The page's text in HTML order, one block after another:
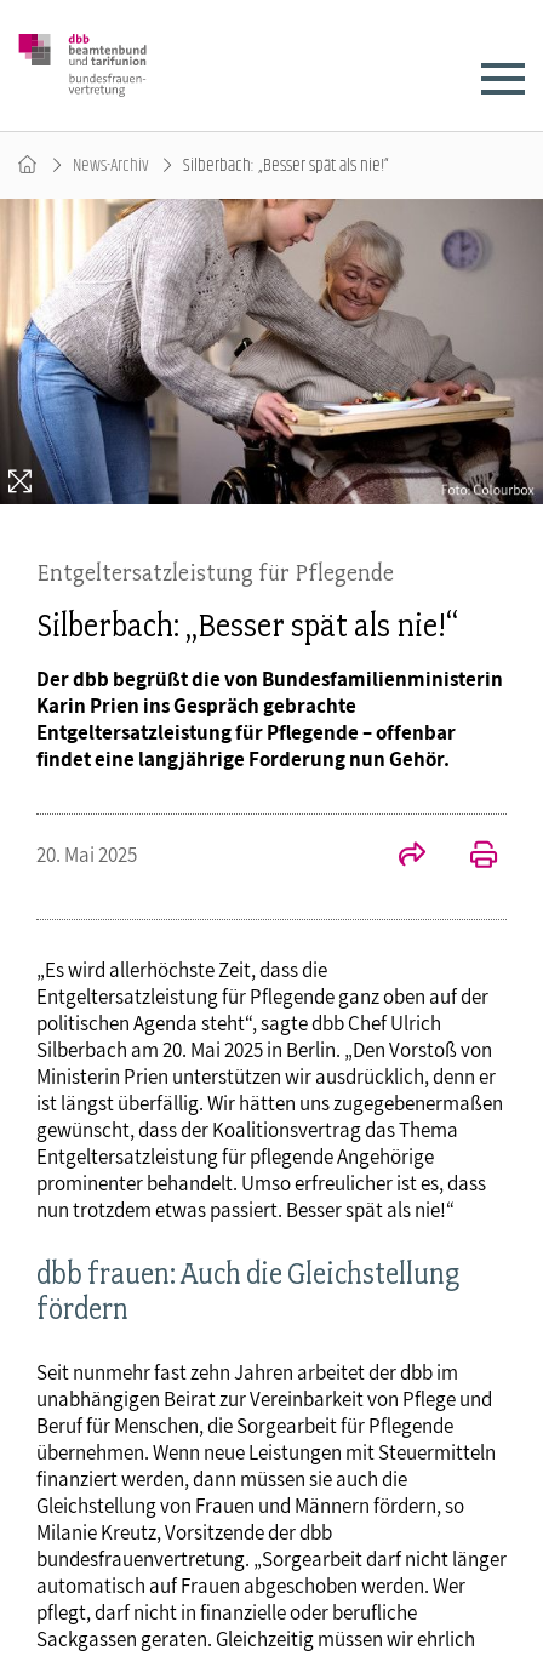
News-Archiv Silberbach: „Besser spät als nie!“
Entgeltersatzleistung für Pflegende
Silberbach: „Besser spät als nie!“
Der dbb begrüßt die von Bundesfamilienministerin
Karin Prien ins Gespräch gebrachte
Entgeltersatzleistung für Pflegende – offenbar
findet eine langjährige Forderung nun Gehör.
20. Mai 2025
„Es wird allerhöchste Zeit, dass die
Entgeltersatzleistung für Pflegende ganz oben auf der
politischen Agenda steht“, sagte dbb Chef Ulrich
Silberbach am 20. Mai 2025 in Berlin. „Den Vorstoß von
Ministerin Prien unterstützen wir ausdrücklich, denn er
ist längst überfällig. Wir hätten uns zugegebenermaßen
gewünscht, dass der Koalitionsvertrag das Thema
Entgeltersatzleistung für pflegende Angehörige
prominenter behandelt. Umso erfreulicher ist es, dass
nun trotzdem etwas passiert. Besser spät als nie!“
dbb frauen: Auch die Gleichstellung
fördern
Seit nunmehr fast zehn Jahren arbeitet der dbb im
unabhängigen Beirat zur Vereinbarkeit von Pflege und
Beruf für Menschen, die Sorgearbeit für Pflegende
übernehmen. Wenn neue Leistungen mit Steuermitteln
finanziert werden, dann müssen sie auch die
Gleichstellung von Frauen und Männern fördern, so
Milanie Kreutz, Vorsitzende der dbb
bundesfrauenvertretung. „Sorgearbeit darf nicht länger
automatisch auf Frauen abgeschoben werden. Wer
pflegt, darf nicht in finanzielle oder berufliche
Sackgassen geraten. Gleichzeitig müssen wir ehrlich